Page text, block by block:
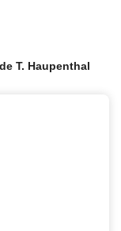
T. Haupenthal